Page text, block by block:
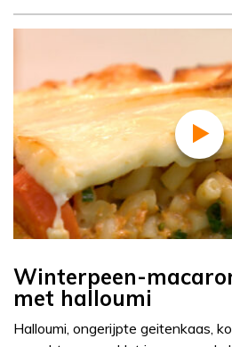
Winterpeen-
met halloumi
Halloumi, ongerijpte geitenkaas,